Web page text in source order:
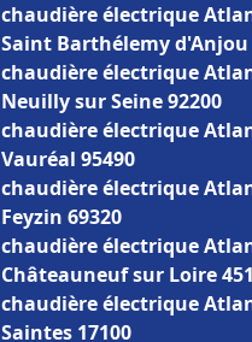
chaudière électrique
Saint Barthélemy d'Anjou
chaudière électrique
Neuilly sur Seine 92200
chaudière électrique
Vauréal 95490
chaudière électrique
Feyzin 69320
chaudière électrique
Châteauneuf sur Loire
chaudière électrique
Saintes 17100